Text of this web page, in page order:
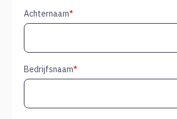
Achternaam*
Bedrijfsnaam*